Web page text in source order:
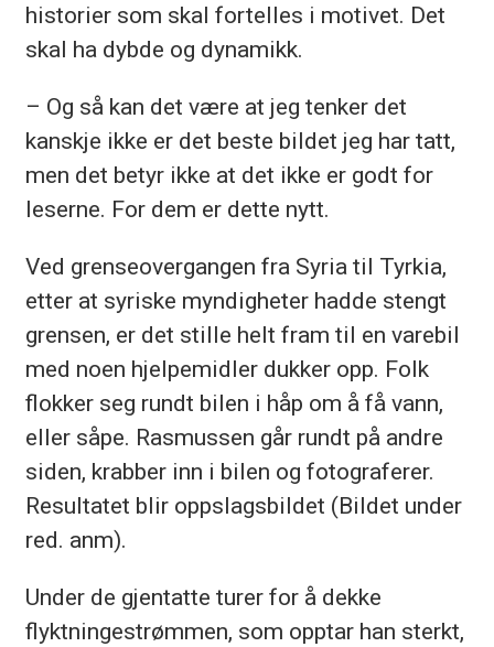
historier som skal fortelles i motivet. Det
skal ha dybde og dynamikk.
– Og så kan det være at jeg tenker det
kanskje ikke er det beste bildet jeg har tatt,
men det betyr ikke at det ikke er godt for
leserne. For dem er dette nytt.
Ved grenseovergangen fra Syria til Tyrkia,
etter at syriske myndigheter hadde stengt
grensen, er det stille helt fram til en varebil
med noen hjelpemidler dukker opp. Folk
flokker seg rundt bilen i håp om å få vann,
eller såpe. Rasmussen går rundt på andre
siden, krabber inn i bilen og fotograferer.
Resultatet blir oppslagsbildet (Bildet under
red. anm).
Under de gjentatte turer for å dekke
flyktningestrømmen, som opptar han sterkt,